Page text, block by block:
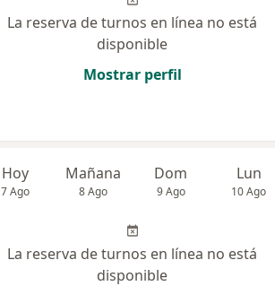
La reserva de turnos en línea no está
disponible
Mostrar perfil
Hoy
7 Ago
Mañana
8 Ago
Dom
9 Ago
Lun
10 Ago
La reserva de turnos en línea no está
disponible